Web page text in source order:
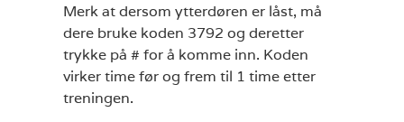
Merk at dersom ytterdøren er låst, må
dere bruke koden 3792 og deretter
trykke på # for å komme inn. Koden
virker time før og frem til 1 time etter
treningen.